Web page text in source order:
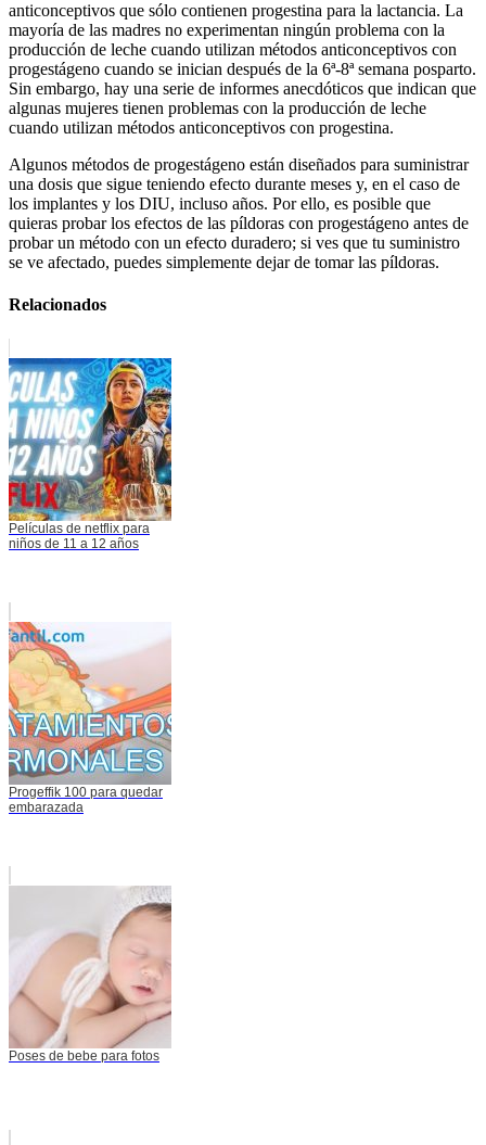
anticonceptivos que sólo contienen progestina para la lactancia. La
mayoría de las madres no experimentan ningún problema con la
producción de leche cuando utilizan métodos anticonceptivos con
progestágeno cuando se inician después de la 6ª-8ª semana posparto.
Sin embargo, hay una serie de informes anecdóticos que indican que
algunas mujeres tienen problemas con la producción de leche
cuando utilizan métodos anticonceptivos con progestina.
Algunos métodos de progestágeno están diseñados para suministrar
una dosis que sigue teniendo efecto durante meses y, en el caso de
los implantes y los DIU, incluso años. Por ello, es posible que
quieras probar los efectos de las píldoras con progestágeno antes de
probar un método con un efecto duradero; si ves que tu suministro
se ve afectado, puedes simplemente dejar de tomar las píldoras.
Relacionados
Películas de netflix para
niños de 11 a 12 años
Progeffik 100 para quedar
embarazada
Poses de bebe para fotos